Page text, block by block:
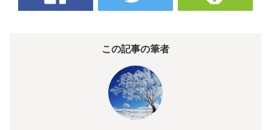
この記事の筆者